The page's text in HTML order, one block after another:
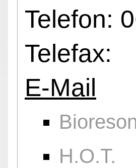
Telefon:
Telefax:
E-Mail
H.O.T.